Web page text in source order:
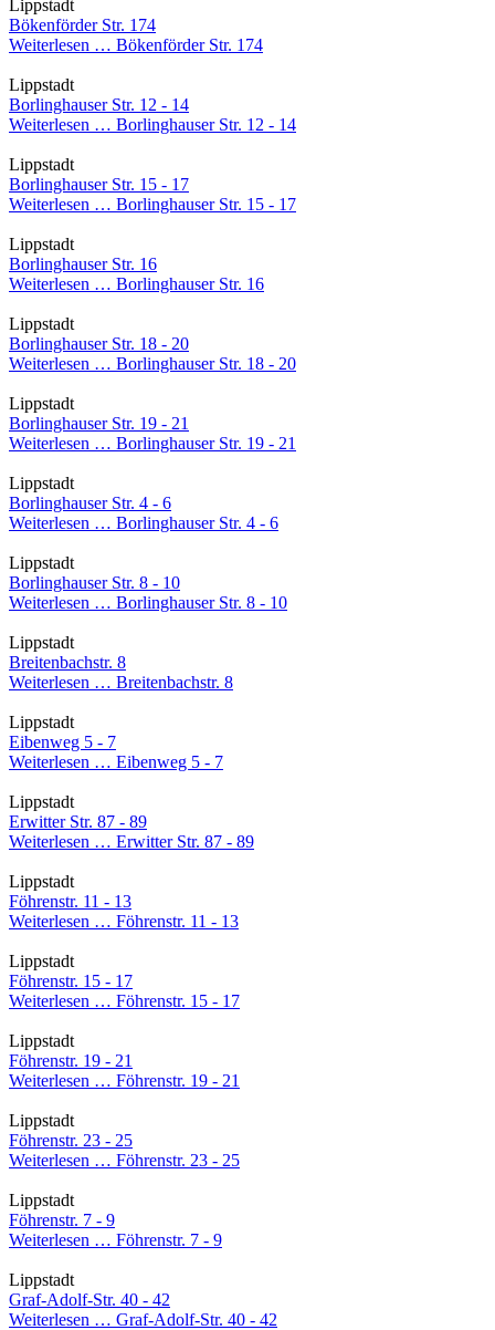
Lippstadt
Bökenförder Str. 174
Weiterlesen … Bökenförder Str. 174
Lippstadt
Borlinghauser Str. 12 - 14
Weiterlesen … Borlinghauser Str. 12 - 14
Lippstadt
Borlinghauser Str. 15 - 17
Weiterlesen … Borlinghauser Str. 15 - 17
Lippstadt
Borlinghauser Str. 16
Weiterlesen … Borlinghauser Str. 16
Lippstadt
Borlinghauser Str. 18 - 20
Weiterlesen … Borlinghauser Str. 18 - 20
Lippstadt
Borlinghauser Str. 19 - 21
Weiterlesen … Borlinghauser Str. 19 - 21
Lippstadt
Borlinghauser Str. 4 - 6
Weiterlesen … Borlinghauser Str. 4 - 6
Lippstadt
Borlinghauser Str. 8 - 10
Weiterlesen … Borlinghauser Str. 8 - 10
Lippstadt
Breitenbachstr. 8
Weiterlesen … Breitenbachstr. 8
Lippstadt
Eibenweg 5 - 7
Weiterlesen … Eibenweg 5 - 7
Lippstadt
Erwitter Str. 87 - 89
Weiterlesen … Erwitter Str. 87 - 89
Lippstadt
Föhrenstr. 11 - 13
Weiterlesen … Föhrenstr. 11 - 13
Lippstadt
Föhrenstr. 15 - 17
Weiterlesen … Föhrenstr. 15 - 17
Lippstadt
Föhrenstr. 19 - 21
Weiterlesen … Föhrenstr. 19 - 21
Lippstadt
Föhrenstr. 23 - 25
Weiterlesen … Föhrenstr. 23 - 25
Lippstadt
Föhrenstr. 7 - 9
Weiterlesen … Föhrenstr. 7 - 9
Lippstadt
Graf-Adolf-Str. 40 - 42
Weiterlesen … Graf-Adolf-Str. 40 - 42